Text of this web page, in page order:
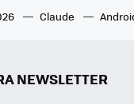
Claude
NEWSLETTER